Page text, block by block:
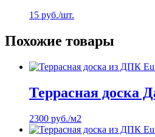
15 руб./шт.
Похожие товары
Террасная доска
2300 руб./м2